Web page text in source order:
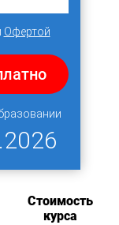
Офертой
Стоимость
курса